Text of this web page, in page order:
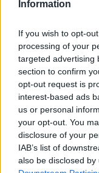
Information
If you wish to opt-
processing of your
targeted advertising
section to confirm
opt-out request is
interest-based ads
us or personal
your opt-out. You
disclosure of your
IAB’s list of
also be disclosed
uhorkami. Ak
uhorky
Dajte si
ukladaní
okraja by
Vychladnutý
hladinou aj
Ideálne, ak
horného